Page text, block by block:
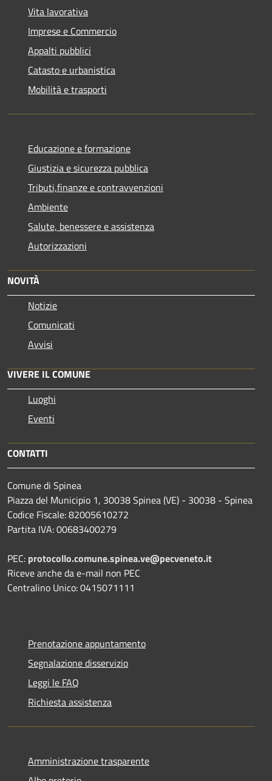
Vita lavorativa
Imprese e Commercio
Appalti pubblici
Catasto e urbanistica
Mobilità e trasporti
Educazione e formazione
Giustizia e sicurezza pubblica
Tributi,finanze e contravvenzioni
Ambiente
Salute, benessere e assistenza
Autorizzazioni
NOVITÀ
Notizie
Comunicati
Avvisi
VIVERE IL COMUNE
Luoghi
Eventi
CONTATTI
Comune di Spinea
Piazza del Municipio 1, 30038 Spinea (VE) - 30038 - Spinea
Codice Fiscale: 82005610272
Partita IVA: 00683400279
PEC: protocollo.comune.spinea.ve@pecveneto.it
Riceve anche da e-mail non PEC
Centralino Unico: 0415071111
Prenotazione appuntamento
Segnalazione disservizio
Leggi le FAQ
Richiesta assistenza
Amministrazione trasparente